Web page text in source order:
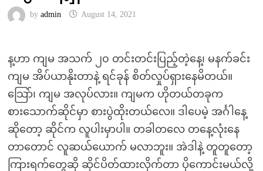
by admin August 14, 2021
န့ဟာ ကျမ အသက် ၂၀ တင်းတင်းပြည့်တဲ့နေ့၊ မနက်ခင်း
ကျမ အိပ်ယာနိုးတာနဲ့ ရင်ခုန် စိတ်လှုပ်ရှားနေမိတယ်။
သြော်၊ ကျမ အလုပ်လား။ ကျမက ဟိုတယ်တခုက
စားသောက်ဆိုင်မှာ စားပွဲထိုးတယ်လေ။ ဒါပေမဲ့ အင်္ဂါနေ့
ဆိုတော့ ဆိုင်က လူပါးမှာပါ။ တခါတလေ တနေ့လုံးနေ
တာတောင် လူဆယ်ယောက် မလာဘူး။ အဲဒါနဲ့ တူတူတော့
ကြားရက်တွေဆို ဆိုင်ပိတ်ထားလိုက်တာ ပိုကောင်းမယ်လို့